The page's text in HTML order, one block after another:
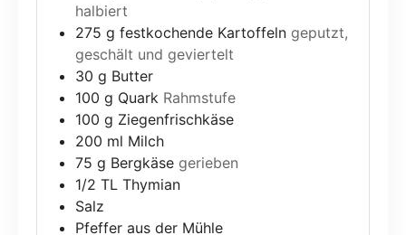
halbiert
275 g festkochende Kartoffeln geputzt,
geschält und geviertelt
30 g Butter
100 g Quark Rahmstufe
100 g Ziegenfrischkäse
200 ml Milch
75 g Bergkäse gerieben
1/2 TL Thymian
Salz
Pfeffer aus der Mühle